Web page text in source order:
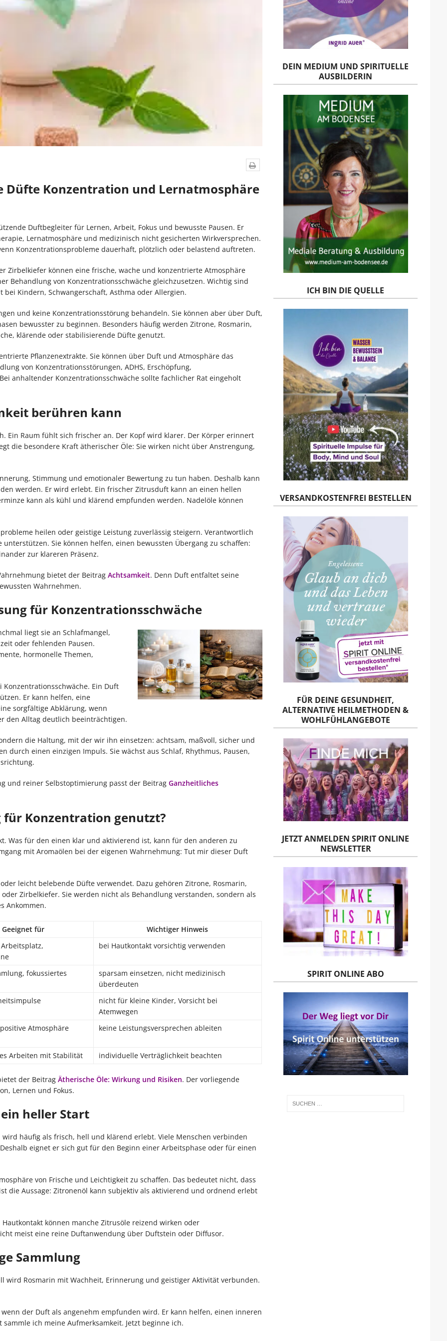
Konzentration und Lernatmosphäre
Duftbegleiter für Lernen, Arbeit, Fokus und bewusste Pausen. Er
Lernatmosphäre und medizinisch nicht gesicherten Wirkversprechen.
Konzentrationsprobleme dauerhaft, plötzlich oder belastend auftreten.
Zirbelkiefer können eine frische, wache und konzentrierte Atmosphäre
Behandlung von Konzentrationsschwäche gleichzusetzen. Wichtig sind
Kindern, Schwangerschaft, Asthma oder Allergien.
und keine Konzentrationsstörung behandeln. Sie können aber über Duft,
bewusster zu beginnen. Besonders häufig werden Zitrone, Rosmarin,
klärende oder stabilisierende Düfte genutzt.
Pflanzenextrakte. Sie können über Duft und Atmosphäre das
von Konzentrationsstörungen, ADHS, Erschöpfung,
anhaltender Konzentrationsschwäche sollte fachlicher Rat eingeholt
berühren kann
Ein Raum fühlt sich frischer an. Der Kopf wird klarer. Der Körper erinnert
die besondere Kraft ätherischer Öle: Sie wirken nicht über Anstrengung,
Stimmung und emotionaler Bewertung zu tun haben. Deshalb kann
werden. Er wird erlebt. Ein frischer Zitrusduft kann an einen hellen
kann als kühl und klärend empfunden werden. Nadelöle können
heilen oder geistige Leistung zuverlässig steigern. Verantwortlich
Sie können helfen, einen bewussten Übergang zu schaffen:
zur klareren Präsenz.
bietet der Beitrag Achtsamkeit. Denn Duft entfaltet seine
Wahrnehmen.
für Konzentrationsschwäche
liegt sie an Schlafmangel,
oder fehlenden Pausen.
hormonelle Themen,
Ein Duft
Er kann helfen, eine
sorgfältige Abklärung, wenn
den Alltag deutlich beeinträchtigen.
die Haltung, mit der wir ihn einsetzen: achtsam, maßvoll, sicher und
durch einen einzigen Impuls. Sie wächst aus Schlaf, Rhythmus, Pausen,
und reiner Selbstoptimierung passt der Beitrag Ganzheitliches
Konzentration genutzt?
Was für den einen klar und aktivierend ist, kann für den anderen zu
mit Aromaölen bei der eigenen Wahrnehmung: Tut mir dieser Duft
leicht belebende Düfte verwendet. Dazu gehören Zitrone, Rosmarin,
Zirbelkiefer. Sie werden nicht als Behandlung verstanden, sondern als
Ankommen.
Geeignet für
Wichtiger Hinweis
bei Hautkontakt vorsichtig verwenden
fokussiertes
sparsam einsetzen, nicht medizinisch
überdeuten
nicht für kleine Kinder, Vorsicht bei
Atemwegen
Atmosphäre
keine Leistungsversprechen ableiten
Arbeiten mit Stabilität individuelle Verträglichkeit beachten
der Beitrag Ätherische Öle: Wirkung und Risiken. Der vorliegende
Lernen und Fokus.
heller Start
häufig als frisch, hell und klärend erlebt. Viele Menschen verbinden
eignet er sich gut für den Beginn einer Arbeitsphase oder für einen
von Frische und Leichtigkeit zu schaffen. Das bedeutet nicht, dass
die Aussage: Zitronenöl kann subjektiv als aktivierend und ordnend erlebt
können manche Zitrusöle reizend wirken oder
meist eine reine Duftanwendung über Duftstein oder Diffusor.
Sammlung
Rosmarin mit Wachheit, Erinnerung und geistiger Aktivität verbunden.
der Duft als angenehm empfunden wird. Er kann helfen, einen inneren
ich meine Aufmerksamkeit. Jetzt beginne ich.
DEIN MEDIUM UND SPIRITUELLE
AUSBILDERIN
ICH BIN DIE QUELLE
VERSANDKOSTENFREI BESTELLEN
FÜR DEINE GESUNDHEIT,
ALTERNATIVE HEILMETHODEN &
WOHLFÜHLANGEBOTE
JETZT ANMELDEN SPIRIT ONLINE
NEWSLETTER
SPIRIT ONLINE ABO